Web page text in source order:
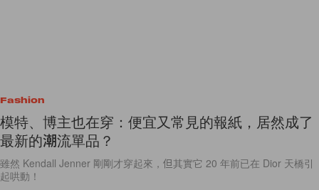
Fashion
模特、博主也在穿：便宜又常見的報紙，居然成了
最新的潮流單品？
雖然 Kendall Jenner 剛剛才穿起來，但其實它 20 年前已在 Dior 天橋引
起哄動！